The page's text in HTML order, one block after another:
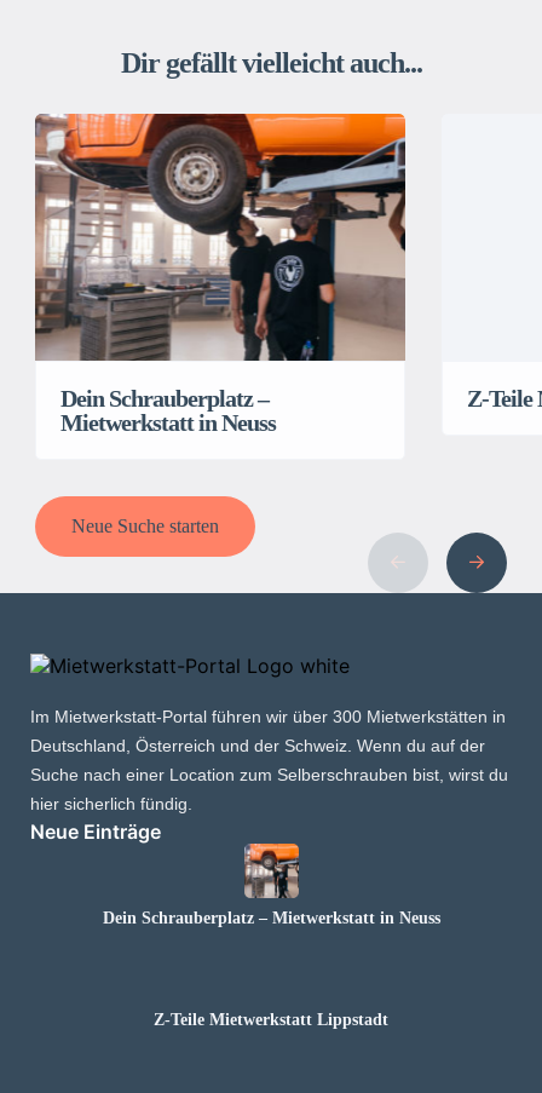
Dir gefällt vielleicht auch...
Dein Schrauberplatz –
Mietwerkstatt in Neuss
Z-
Neue Suche starten
Im Mietwerkstatt-Portal führen wir über 300 Mietwerkstätten in
Deutschland, Österreich und der Schweiz. Wenn du auf der
Suche nach einer Location zum Selberschrauben bist, wirst du
hier sicherlich fündig.
Neue Einträge
Dein Schrauberplatz – Mietwerkstatt in Neuss
Z-Teile Mietwerkstatt Lippstadt